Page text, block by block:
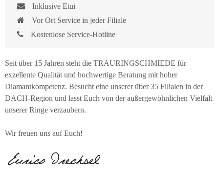
Inklusive Etui
Vor Ort Service in jeder Filiale
Kostenlose Service-Hotline
Seit über 15 Jahren steht die TRAURINGSCHMIEDE für
exzellente Qualität und hochwertige Beratung mit hoher
Diamantkompetenz. Besucht eine unserer über 35 Filialen in der
DACH-Region und lasst Euch von der außergewöhnlichen Vielfalt
unserer Ringe verzaubern.
Wir freuen uns auf Euch!